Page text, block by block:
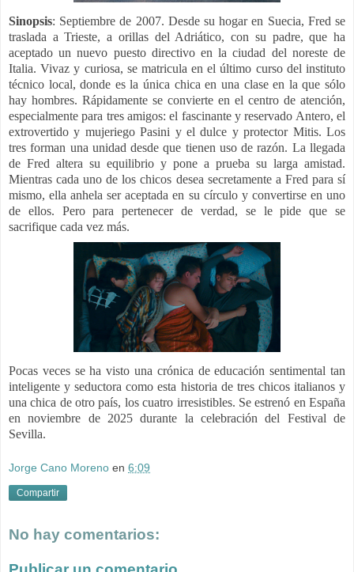
Sinopsis: Septiembre de 2007. Desde su hogar en Suecia, Fred se
traslada a Trieste, a orillas del Adriático, con su padre, que ha
aceptado un nuevo puesto directivo en la ciudad del noreste de
Italia. Vivaz y curiosa, se matricula en el último curso del instituto
técnico local, donde es la única chica en una clase en la que sólo
hay hombres. Rápidamente se convierte en el centro de atención,
especialmente para tres amigos: el fascinante y reservado Antero, el
extrovertido y mujeriego Pasini y el dulce y protector Mitis. Los
tres forman una unidad desde que tienen uso de razón. La llegada
de Fred altera su equilibrio y pone a prueba su larga amistad.
Mientras cada uno de los chicos desea secretamente a Fred para sí
mismo, ella anhela ser aceptada en su círculo y convertirse en uno
de ellos. Pero para pertenecer de verdad, se le pide que se
sacrifique cada vez más.
Pocas veces se ha visto una crónica de educación sentimental tan
inteligente y seductora como esta historia de tres chicos italianos y
una chica de otro país, los cuatro irresistibles. Se estrenó en España
en noviembre de 2025 durante la celebración del Festival de
Sevilla.
Jorge Cano Moreno en 6:09
Compartir
No hay comentarios: